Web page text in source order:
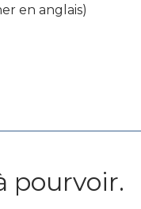
en anglais)
pourvoir.